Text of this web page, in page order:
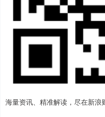
海量资讯、精准解读，尽在新浪